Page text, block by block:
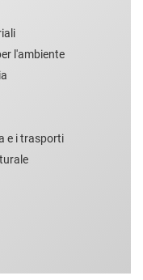
l'ambiente
e i trasporti